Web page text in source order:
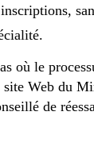
où le
Web du
de